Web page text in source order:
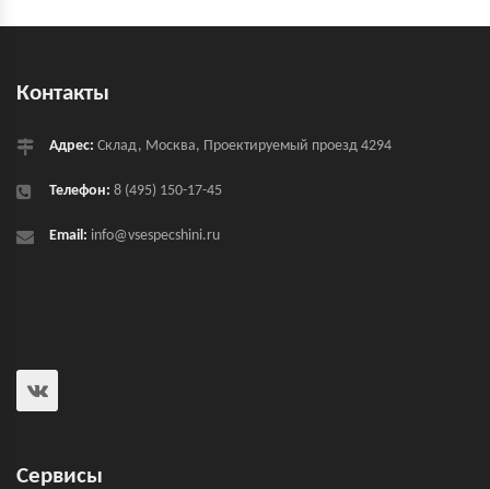
Контакты
Адрес: Склад, Москва, Проектируемый проезд 4294
Телефон: 8 (495) 150-17-45
Email: info@vsespecshini.ru
Сервисы